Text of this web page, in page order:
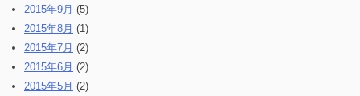
2015年9月 (5)
2015年8月 (1)
2015年7月 (2)
2015年6月 (2)
2015年5月 (2)